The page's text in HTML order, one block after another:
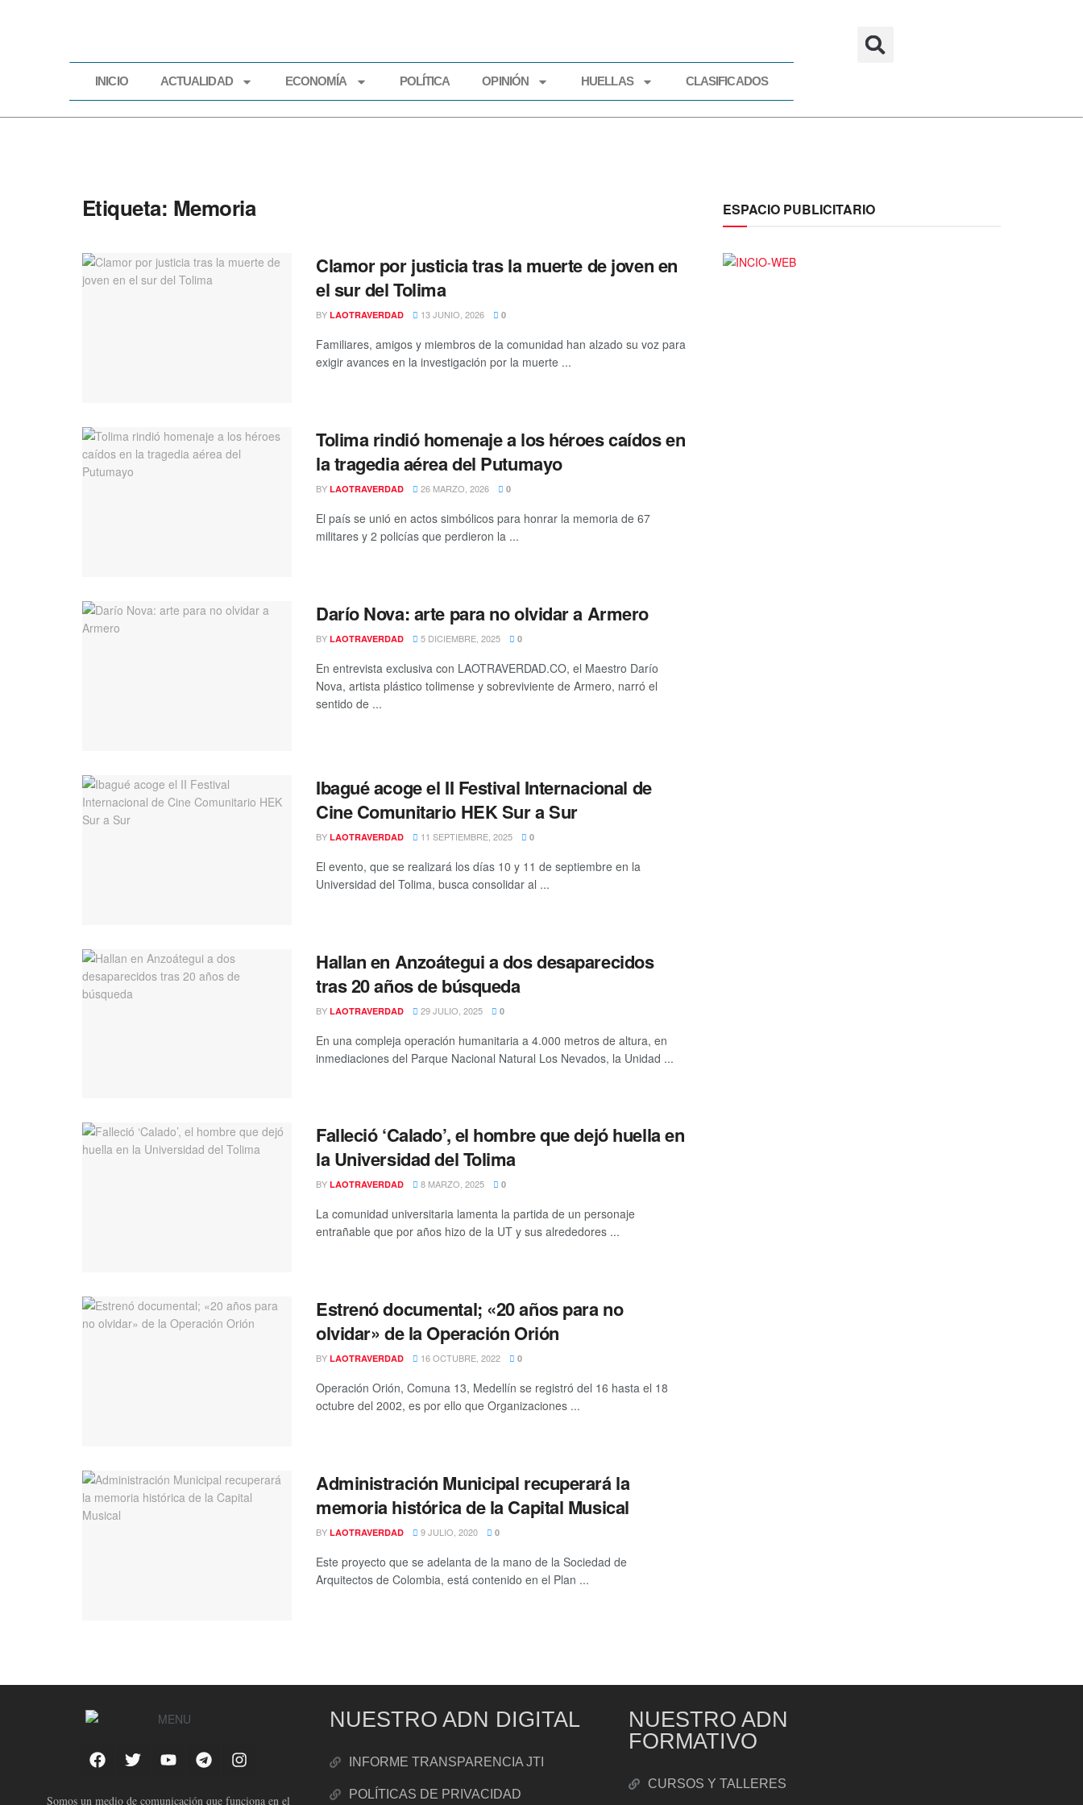
INICIO ACTUALIDAD ECONOMÍA POLÍTICA OPINIÓN HUELLAS CLASIFICADOS
Etiqueta: Memoria
Clamor por justicia tras la muerte de joven en
el sur del Tolima
BY LAOTRAVERDAD 13 JUNIO, 2026 0
Familiares, amigos y miembros de la comunidad han alzado su voz para
exigir avances en la investigación por la muerte ...
Tolima rindió homenaje a los héroes caídos en
la tragedia aérea del Putumayo
BY LAOTRAVERDAD 26 MARZO, 2026 0
El país se unió en actos simbólicos para honrar la memoria de 67
militares y 2 policías que perdieron la ...
Darío Nova: arte para no olvidar a Armero
BY LAOTRAVERDAD 5 DICIEMBRE, 2025 0
En entrevista exclusiva con LAOTRAVERDAD.CO, el Maestro Darío
Nova, artista plástico tolimense y sobreviviente de Armero, narró el
sentido de ...
Ibagué acoge el II Festival Internacional de
Cine Comunitario HEK Sur a Sur
BY LAOTRAVERDAD 11 SEPTIEMBRE, 2025 0
El evento, que se realizará los días 10 y 11 de septiembre en la
Universidad del Tolima, busca consolidar al ...
Hallan en Anzoátegui a dos desaparecidos
tras 20 años de búsqueda
BY LAOTRAVERDAD 29 JULIO, 2025 0
En una compleja operación humanitaria a 4.000 metros de altura, en
inmediaciones del Parque Nacional Natural Los Nevados, la Unidad ...
Falleció ‘Calado’, el hombre que dejó huella en
la Universidad del Tolima
BY LAOTRAVERDAD 8 MARZO, 2025 0
La comunidad universitaria lamenta la partida de un personaje
entrañable que por años hizo de la UT y sus alrededores ...
Estrenó documental; «20 años para no
olvidar» de la Operación Orión
BY LAOTRAVERDAD 16 OCTUBRE, 2022 0
Operación Orión, Comuna 13, Medellín se registró del 16 hasta el 18
octubre del 2002, es por ello que Organizaciones ...
Administración Municipal recuperará la
memoria histórica de la Capital Musical
BY LAOTRAVERDAD 9 JULIO, 2020 0
Este proyecto que se adelanta de la mano de la Sociedad de
Arquitectos de Colombia, está contenido en el Plan ...
ESPACIO PUBLICITARIO
Somos un medio de comunicación que funciona en el
NUESTRO ADN DIGITAL
INFORME TRANSPARENCIA JTI
POLÍTICAS DE PRIVACIDAD
NUESTRO ADN
FORMATIVO
CURSOS Y TALLERES